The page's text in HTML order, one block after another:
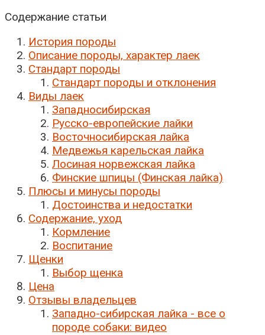
Содержание статьи
История породы
Описание породы, характер лаек
Стандарт породы
Стандарт породы и отклонения
Виды лаек
Западносибирская
Русско-европейские лайки
Восточносибирская лайка
Медвежья карельская лайка
Лосиная норвежская лайка
Финские шпицы (Финская лайка)
Плюсы и минусы породы
Достоинства и недостатки
Содержание, уход
Кормление
Воспитание
Щенки
Выбор щенка
Цена
Отзывы владельцев
Западно-сибирская лайка - все о
породе собаки: видео